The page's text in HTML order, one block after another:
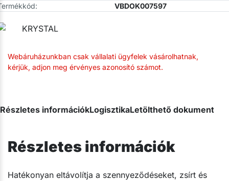
Webáruházunkban csak vállalati ügyfelek vásárolhatnak,
kérjük, adjon meg érvényes azonosító számot.
VBDOK007597
Részletes információkLogisztikaLetölthető
Részletes információk
Hatékonyan eltávolítja a szennyeződéseket, zsírt és